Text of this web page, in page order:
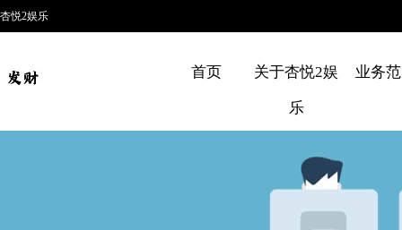
杏悦2娱乐
首页 关于杏悦2娱
乐
业务